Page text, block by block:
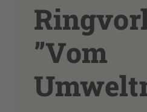
”Vom